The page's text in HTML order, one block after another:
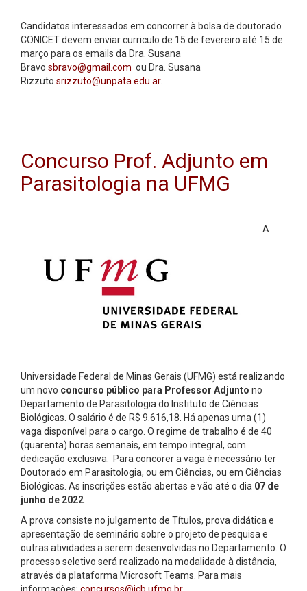
Candidatos interessados em concorrer à bolsa de doutorado
CONICET devem enviar curriculo de 15 de fevereiro até 15 de
março para os emails da Dra. Susana
Bravo sbravo@gmail.com ou Dra. Susana
Rizzuto srizzuto@unpata.edu.ar.
Concurso Prof. Adjunto em
Parasitologia na UFMG
A
Universidade Federal de Minas Gerais (UFMG) está realizando
um novo concurso público para Professor Adjunto no
Departamento de Parasitologia do Instituto de Ciências
Biológicas. O salário é de R$ 9.616,18. Há apenas uma (1)
vaga disponível para o cargo. O regime de trabalho é de 40
(quarenta) horas semanais, em tempo integral, com
dedicação exclusiva. Para concorer a vaga é necessário ter
Doutorado em Parasitologia, ou em Ciências, ou em Ciências
Biológicas. As inscrições estão abertas e vão até o dia 07 de
junho de 2022
A prova consiste no julgamento de Títulos, prova didática e
apresentação de seminário sobre o projeto de pesquisa e
outras atividades a serem desenvolvidas no Departamento. O
processo seletivo será realizado na modalidade à distância,
através da plataforma Microsoft Teams. Para mais
informações: concursos@icb.ufmg.br